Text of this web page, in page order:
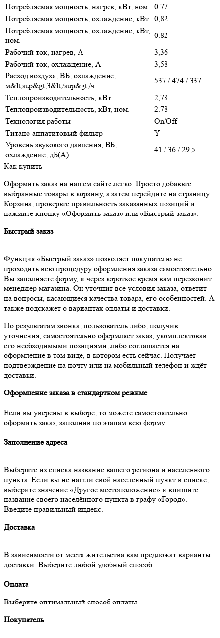
Потребляемая мощность, нагрев, кВт, ном. 0.77
Потребляемая мощность, охлаждение, кВт 0,82
Потребляемая мощность, охлаждение, кВт,
ном.
0.82
Рабочий ток, нагрев, А
3,36
Рабочий ток, охлаждение, А
3,58
Расход воздуха, ВБ, охлаждение,
м&lt;sup&gt;3&lt;/sup&gt;/ч
537 / 474 / 337
Теплопроизводительность, кВт
2,78
Теплопроизводительность, кВт, ном.
2.78
Технология работы
On/Off
Титано-аппатитовый фильтр
Y
Уровень звукового давления, ВБ,
охлаждение, дБ(А)
41 / 36 / 29,5
Как купить
Оформить заказ на нашем сайте легко. Просто добавьте
выбранные товары в корзину, а затем перейдите на страницу
Корзина, проверьте правильность заказанных позиций и
нажмите кнопку «Оформить заказ» или «Быстрый заказ».
Быстрый заказ
Функция «Быстрый заказ» позволяет покупателю не
проходить всю процедуру оформления заказа самостоятельно.
Вы заполняете форму, и через короткое время вам перезвонит
менеджер магазина. Он уточнит все условия заказа, ответит
на вопросы, касающиеся качества товара, его особенностей. А
также подскажет о вариантах оплаты и доставки.
По результатам звонка, пользователь либо, получив
уточнения, самостоятельно оформляет заказ, укомплектовав
его необходимыми позициями, либо соглашается на
оформление в том виде, в котором есть сейчас. Получает
подтверждение на почту или на мобильный телефон и ждёт
доставки.
Оформление заказа в стандартном режиме
Если вы уверены в выборе, то можете самостоятельно
оформить заказ, заполнив по этапам всю форму.
Заполнение адреса
Выберите из списка название вашего региона и населённого
пункта. Если вы не нашли свой населённый пункт в списке,
выберите значение «Другое местоположение» и впишите
название своего населённого пункта в графу «Город».
Введите правильный индекс.
Доставка
В зависимости от места жительства вам предложат варианты
доставки. Выберите любой удобный способ.
Оплата
Выберите оптимальный способ оплаты.
Покупатель